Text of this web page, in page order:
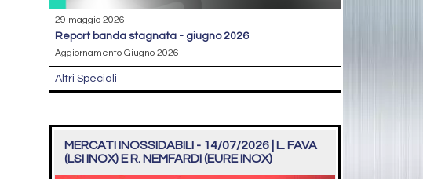
29 maggio 2026
report banda stagnata - giugno 2026
Aggiornamento Giugno 2026
Altri Speciali
MERCATI INOSSIDABILI - 14/07/2026 | L. FAVA
(LSI INOX) E R. NEMFARDI (EURE INOX)